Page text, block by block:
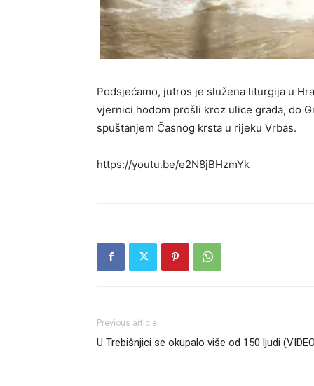
Podsjećamo, jutros je služena liturgija u
vjernici hodom prošli kroz ulice grada, do
spuštanjem Časnog krsta u rijeku Vrbas.
https://youtu.be/e2N8jBHzmYk
Previous article
U Trebišnjici se okupalo više od 150 ljudi